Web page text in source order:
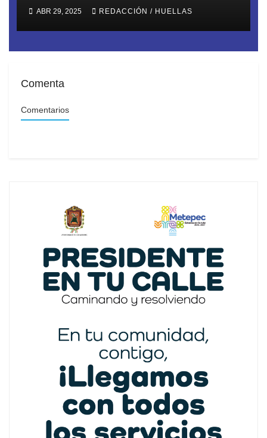
ABR 29, 2025 REDACCIÓN / HUELLAS
Comenta
Comentarios